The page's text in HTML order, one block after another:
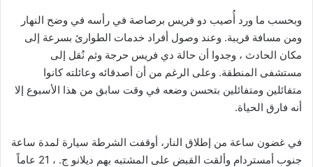
وبحسب ما ورد أُصيب دو فريس برصاصة في رأسه في وضح النهار
ومن مسافة قريبة. وعند وصول أفراد خدمات الطوارئ بسرعة إلى
مكان الحادث ، وجدوا أن حالة دي فريس حرجة وثم نُقل إلى
مستشفى المنطقة. وعلى الرغم من أن أصدقائه وعائلته كانوا
متفائلين ومتفائلين بتحسن وضعه في وقت سابق من هذا الأسبوع إلا
أنه فارق الحياة.
في غضون ساعة من إطلاق النار، أوقفت الشرطة سيارة لمدة ساعة
جنوب أمستردام وألقت القبض على المشتبه بهم ديلانو ج. ، 21 عاماً